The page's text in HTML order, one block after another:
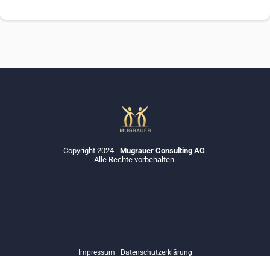
Copyright 2024 - Mugrauer Consulting AG.
Alle Rechte vorbehalten.
Impressum Datenschutzerklärung